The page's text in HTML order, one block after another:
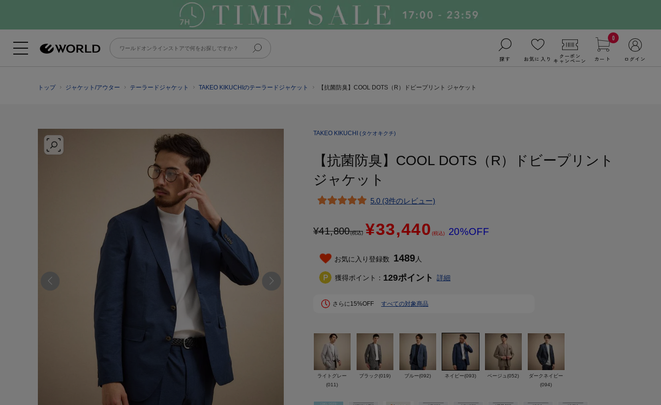
探す お気に入り クーポン
キャンペーン
0
カート ログイン
トップ ジャケット/アウター テーラードジャケット TAKEO KIKUCHIのテーラードジャケット 【抗菌防臭】COOL DOTS（R）ドビープリント ジャケット
TAKEO KIKUCHI (タケオキクチ)
【抗菌防臭】COOL DOTS（R）ドビープリント
ジャケット
5.0 (3件のレビュー)
¥41,800(税込) ¥33,440 (税込) 20%OFF
お気に入り登録数 1489人
獲得ポイント： 129ポイント 詳細
さらに15%OFF すべての対象商品
ライトグレー
(011)
ブラック(019) ブルー(092) ネイビー(093) ベージュ(052)
ダークネイビー
(094)